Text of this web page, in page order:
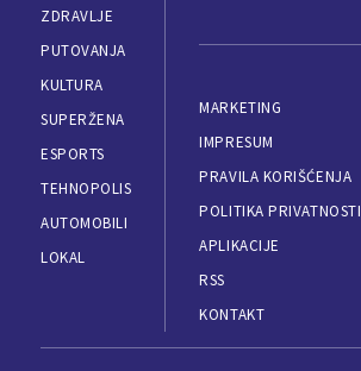
ZDRAVLJE
PUTOVANJA
KULTURA
SUPERŽENA
ESPORTS
TEHNOPOLIS
AUTOMOBILI
LOKAL
MARKETING
IMPRESUM
PRAVILA KORIŠĆENJA
POLITIKA PRIVATNOSTI
APLIKACIJE
RSS
KONTAKT